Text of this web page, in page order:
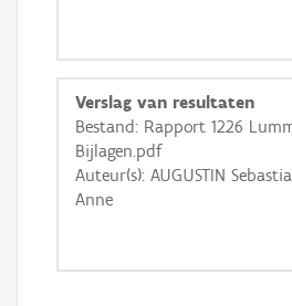
Verslag van resultaten
Bestand: Rapport 1226
Bijlagen.pdf
Auteur(s): AUGUSTIN
Anne